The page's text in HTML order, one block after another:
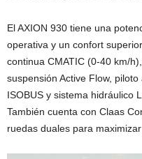
El AXION 930 tiene una
operativa y un confort
continua CMATIC (0-40 km/
suspensión Active Flow,
ISOBUS y sistema hidráulico
También cuenta con Claas
ruedas duales para